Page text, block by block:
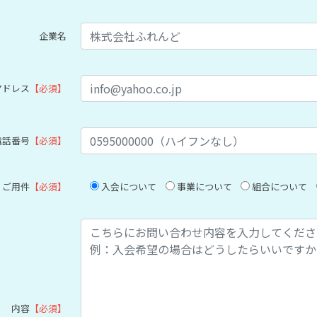
企業名
レス 【必須】
番号 【必須】
ご用件 【必須】 入会について 事業について 組合について
内容 【必須】